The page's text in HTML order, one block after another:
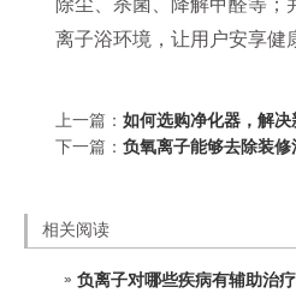
除尘、杀菌、降解甲醛等；
离子浴环境，让用户安享健
上一篇： 如何选购净化器，解决
下一篇： 负氧离子能够去除装修
相关阅读
负离子对哪些疾病有辅助治